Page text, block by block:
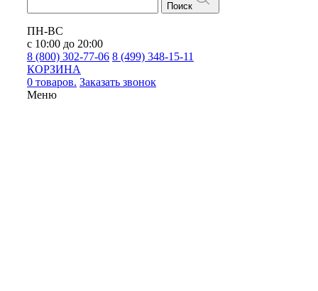
Поиск
ПН-ВС
с 10:00 до 20:00
8 (800) 302-77-06 8 (499) 348-15-11
КОРЗИНА
0 товаров. Заказать звонок
Меню